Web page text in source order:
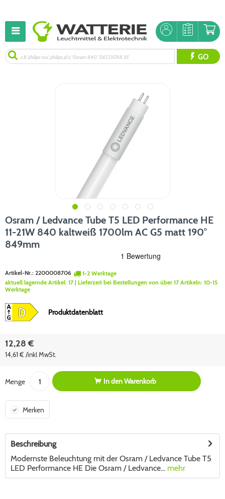
GO
Osram / Ledvance Tube T5 LED Performance HE
11-21W 840 kaltweiß 1700lm AC G5 matt 190°
849mm
Artikel-Nr.: 2200008706
1-2 Werktage
aktuell lagernde Artikel: 17 | Lieferzeit bei Bestellungen von über 17 Artikeln: 10-15
Werktage
Produktdatenblatt
12,28 €
14,61 € /inkl MwSt.
Menge In denWarenkorb
Merken
Beschreibung
Modernste Beleuchtung mit der Osram / Ledvance Tube T5
LED Performance HE Die Osram / Ledvance... mehr